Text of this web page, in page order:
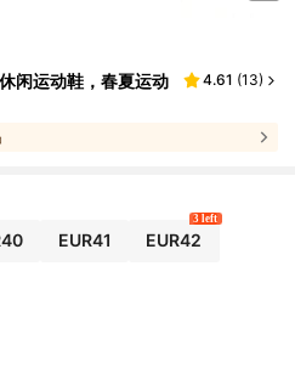
闲运动鞋，春夏运动
4.61 (13)
EUR41 EUR42
3 left